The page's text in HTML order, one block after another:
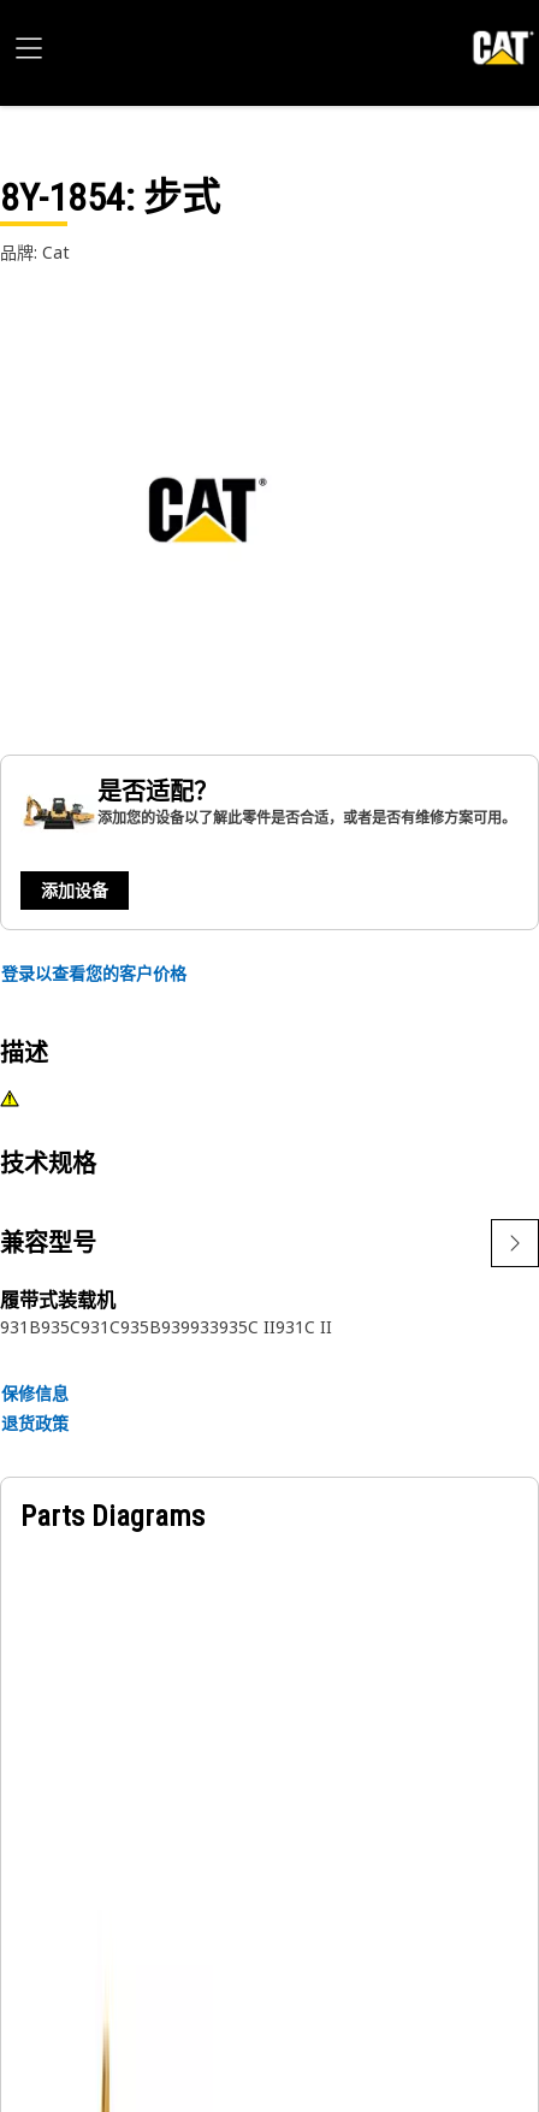
8Y-1854: 步式
品牌: Cat
是否适配？
添加您的设备以了解此零件是否合适，或者是否有维修方案可用。
添加设备
登录以查看您的客户价格
描述
技术规格
兼容型号
履带式装载机
931B935C931C935B939933935C II931C II
保修信息
退货政策
Parts Diagrams